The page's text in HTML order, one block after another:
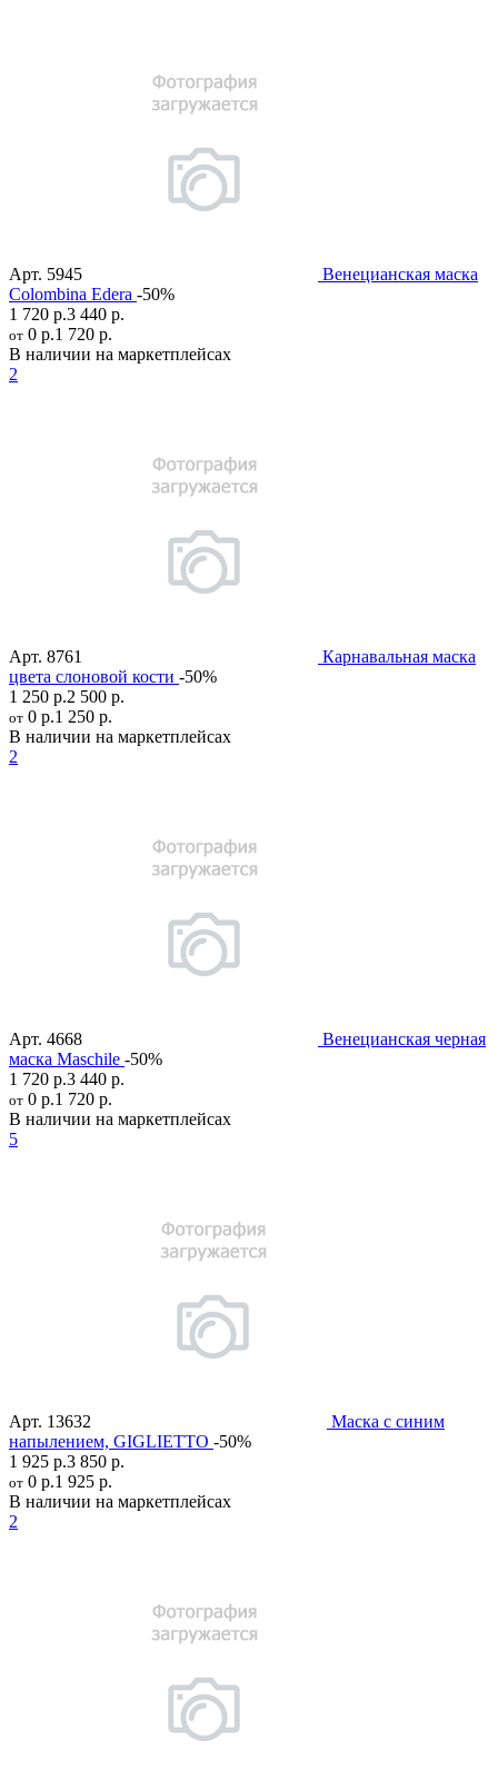
Арт. 5945
Венецианская маска
Colombina Edera -50%
1 720 р.3 440 р.
от 0 р.1 720 р.
В наличии на маркетплейсах
2
Арт. 8761
Карнавальная маска
цвета слоновой кости -50%
1 250 р.2 500 р.
от 0 р.1 250 р.
В наличии на маркетплейсах
2
Арт. 4668
Венецианская черная
маска Maschile -50%
1 720 р.3 440 р.
от 0 р.1 720 р.
В наличии на маркетплейсах
5
Арт. 13632
Маска с синим
напылением, GIGLIETTO -50%
1 925 р.3 850 р.
от 0 р.1 925 р.
В наличии на маркетплейсах
2